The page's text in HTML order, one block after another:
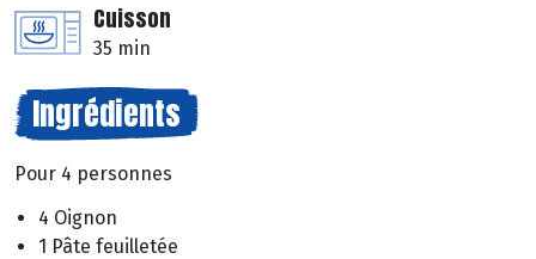
Cuisson
35 min
Ingrédients
Pour 4 personnes
4 Oignon
1 Pâte feuilletée